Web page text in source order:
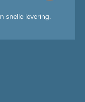
snelle levering.